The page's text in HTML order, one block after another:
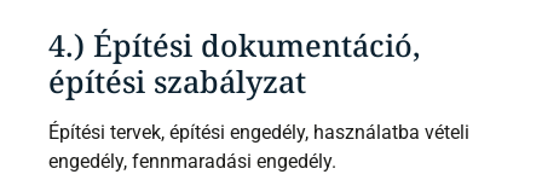
4.) Építési dokumentáció,
építési szabályzat
Építési tervek, építési engedély, használatba vételi
engedély, fennmaradási engedély.